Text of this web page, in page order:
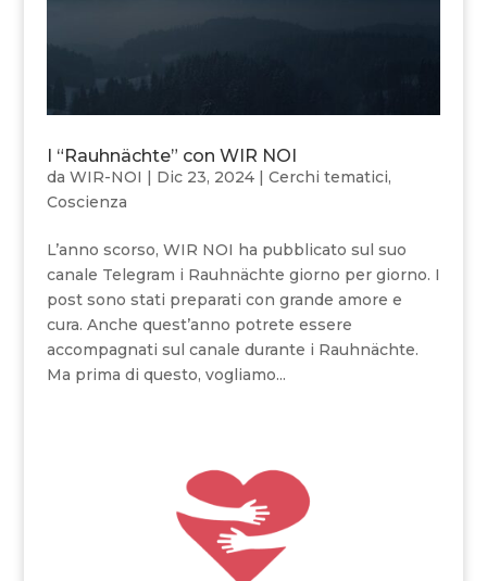
I “Rauhnächte” con WIR NOI
da WIR-NOI | Dic 23, 2024| Cerchi tematici,
Coscienza
L’anno scorso, WIR NOI ha pubblicato sul suo
canale Telegram i Rauhnächte giorno per giorno. I
post sono stati preparati con grande amore e
cura. Anche quest’anno potrete essere
accompagnati sul canale durante i Rauhnächte.
Ma prima di questo, vogliamo...